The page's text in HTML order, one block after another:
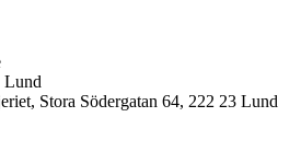
Lund
Stora Södergatan 64, 222 23 Lund